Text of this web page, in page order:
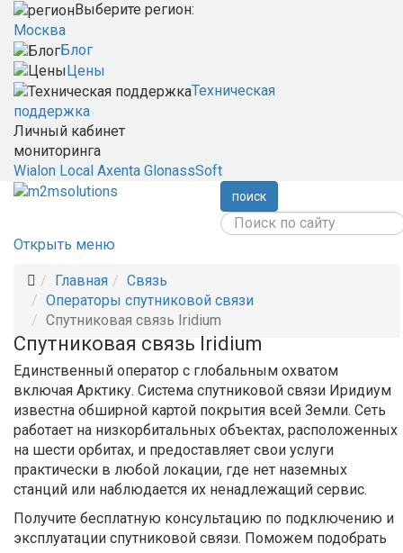
Выберите регион:
Москва
Блог
Цены
Техническая
поддержка
Личный кабинет
мониторинга
Wialon Local Axenta GlonassSoft
поиск
Открыть меню
Главная
Связь
Операторы спутниковой связи
Спутниковая связь Iridium
Спутниковая связь Iridium
Единственный оператор с глобальным охватом
включая Арктику. Система спутниковой связи Иридиум
известна обширной картой покрытия всей Земли. Сеть
работает на низкорбитальных объектах, расположенных
на шести орбитах, и предоставляет свои услуги
практически в любой локации, где нет наземных
станций или наблюдается их ненадлежащий сервис.
Получите бесплатную консультацию по подключению и
эксплуатации спутниковой связи. Поможем подобрать